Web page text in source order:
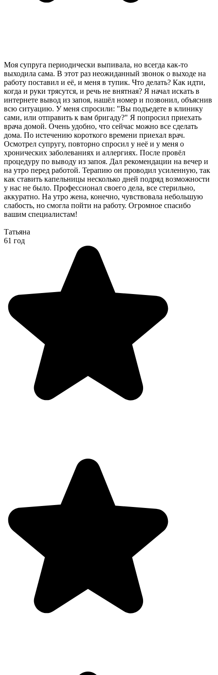
Моя супруга периодически выпивала, но всегда как-то
выходила сама. В этот раз неожиданный звонок о выходе на
работу поставил и её, и меня в тупик. Что делать? Как идти,
когда и руки трясутся, и речь не внятная? Я начал искать в
интернете вывод из запоя, нашёл номер и позвонил, объяснив
всю ситуацию. У меня спросили: "Вы подъедете в клинику
сами, или отправить к вам бригаду?" Я попросил приехать
врача домой. Очень удобно, что сейчас можно все сделать
дома. По истечению короткого времени приехал врач.
Осмотрел супругу, повторно спросил у неё и у меня о
хронических заболеваниях и аллергиях. После провёл
процедуру по выводу из запоя. Дал рекомендации на вечер и
на утро перед работой. Терапию он проводил усиленную, так
как ставить капельницы несколько дней подряд возможности
у нас не было. Профессионал своего дела, все стерильно,
аккуратно. На утро жена, конечно, чувствовала небольшую
слабость, но смогла пойти на работу. Огромное спасибо
вашим специалистам!
Татьяна
61 год